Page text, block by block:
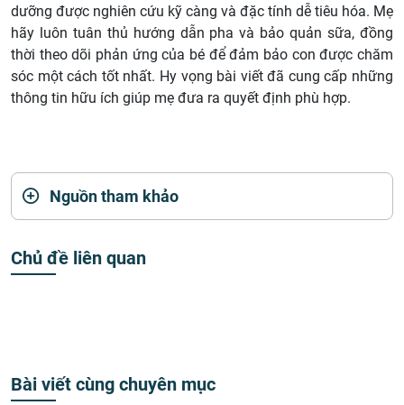
dưỡng được nghiên cứu kỹ càng và đặc tính dễ tiêu hóa. Mẹ
hãy luôn tuân thủ hướng dẫn pha và bảo quản sữa, đồng
thời theo dõi phản ứng của bé để đảm bảo con được chăm
sóc một cách tốt nhất. Hy vọng bài viết đã cung cấp những
thông tin hữu ích giúp mẹ đưa ra quyết định phù hợp.
Nguồn tham khảo
Chủ đề liên quan
Bài viết cùng chuyên mục